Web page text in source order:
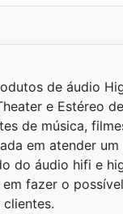
de áudio
e Estéreo
de música,
em atender
do áudio hifi e
fazer o